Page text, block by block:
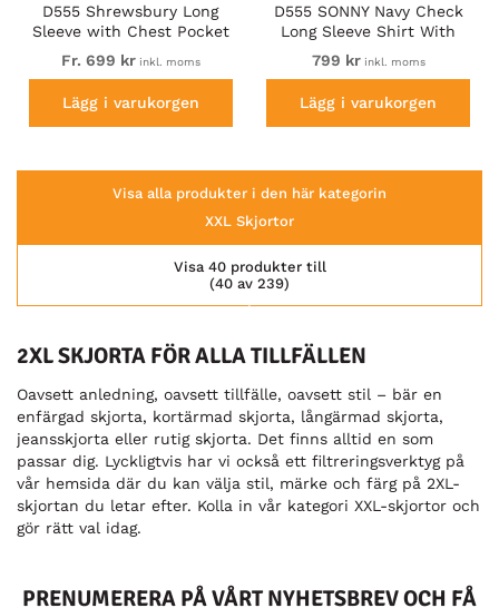
D555 Shrewsbury Long
Sleeve with Chest Pocket
Blue/Navy Check
Fr. 699 krinkl. moms
Lägg i varukorgen
D555 SONNY Navy Check
Long Sleeve Shirt With
Chest Patch Pocket &
Button Down Collar Navy
799 krinkl. moms
Lägg i varukorgen
Visa alla produkter i den här kategorin
XXL Skjortor
(40 av 239)
Visa 40 produkter till
2XL SKJORTA FÖR ALLA TILLFÄLLEN
Oavsett anledning, oavsett tillfälle, oavsett stil – bär en
enfärgad skjorta, kortärmad skjorta, långärmad skjorta,
jeansskjorta eller rutig skjorta. Det finns alltid en som
passar dig. Lyckligtvis har vi också ett filtreringsverktyg på
vår hemsida där du kan välja stil, märke och färg på 2XL-
skjortan du letar efter. Kolla in vår kategori XXL-skjortor och
gör rätt val idag.
PRENUMERERA PÅ VÅRT NYHETSBREV OCH FÅ